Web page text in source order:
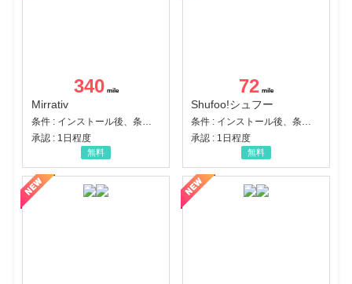
340
Mirrativ
条件 : インストール後、条件達成
承認 : 1日程度
無料
72
Shufoo!シュフー
条件 : インストール後、条件達成
承認 : 1日程度
無料